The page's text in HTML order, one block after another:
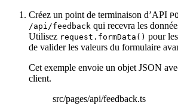
Créez un point de terminaison d’API
/api/feedback qui recevra les
Utilisez request.formData() pour
de valider les valeurs du formulaire
Cet exemple envoie un objet JSON
client.
src/pages/api/feedback.ts